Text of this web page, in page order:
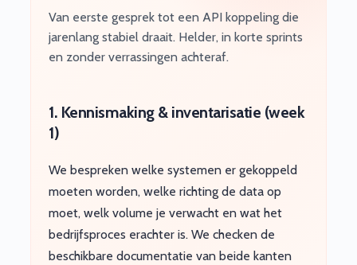
Van eerste gesprek tot een API koppeling die
jarenlang stabiel draait. Helder, in korte sprints
en zonder verrassingen achteraf.
1. Kennismaking & inventarisatie (week
1)
We bespreken welke systemen er gekoppeld
moeten worden, welke richting de data op
moet, welk volume je verwacht en wat het
bedrijfsproces erachter is. We checken de
beschikbare documentatie van beide kanten